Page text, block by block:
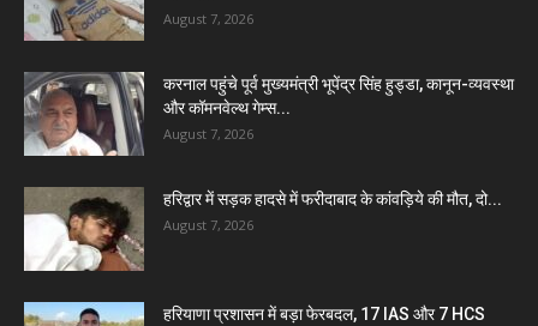
August 7, 2026
करनाल पहुंचे पूर्व मुख्यमंत्री भूपेंद्र सिंह हुड्डा, कानून-व्यवस्था
और कॉमनवेल्थ गेम्स...
August 7, 2026
हरिद्वार में सड़क हादसे में फरीदाबाद के कांवड़िये की मौत, दो...
August 7, 2026
हरियाणा प्रशासन में बड़ा फेरबदल, 17 IAS और 7 HCS